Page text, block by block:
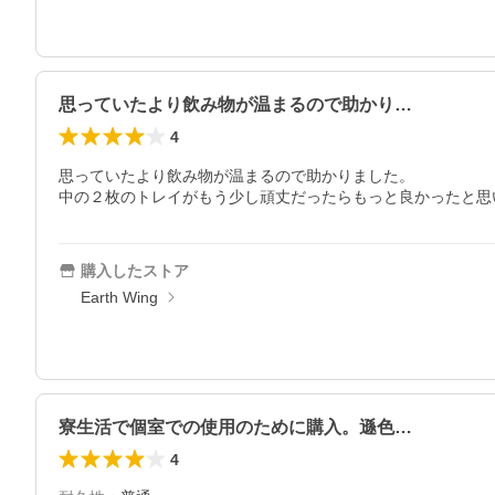
思っていたより飲み物が温まるので助かり…
4
思っていたより飲み物が温まるので助かりました。
中の２枚のトレイがもう少し頑丈だったらもっと良かったと
購入したストア
Earth Wing
寮生活で個室での使用のために購入。遜色…
4